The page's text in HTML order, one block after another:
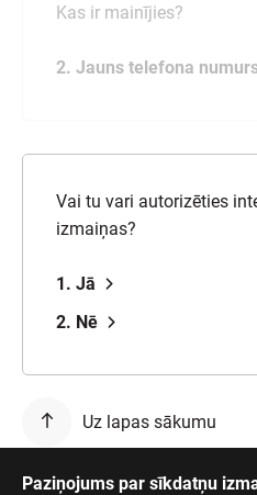
Kas ir mainījies?
2. Jauns telefona
Vai tu vari autorizēties
izmaiņas?
1. Jā
2. Nē
Uz lapas sākumu
Paziņojums par sīkdatņu